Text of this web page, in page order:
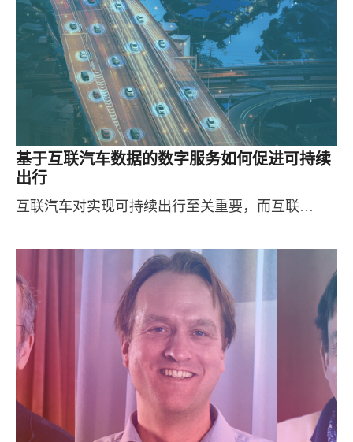
基于互联汽车数据的数字服务如何促进可持续
出行
互联汽车对实现可持续出行至关重要，而互联…